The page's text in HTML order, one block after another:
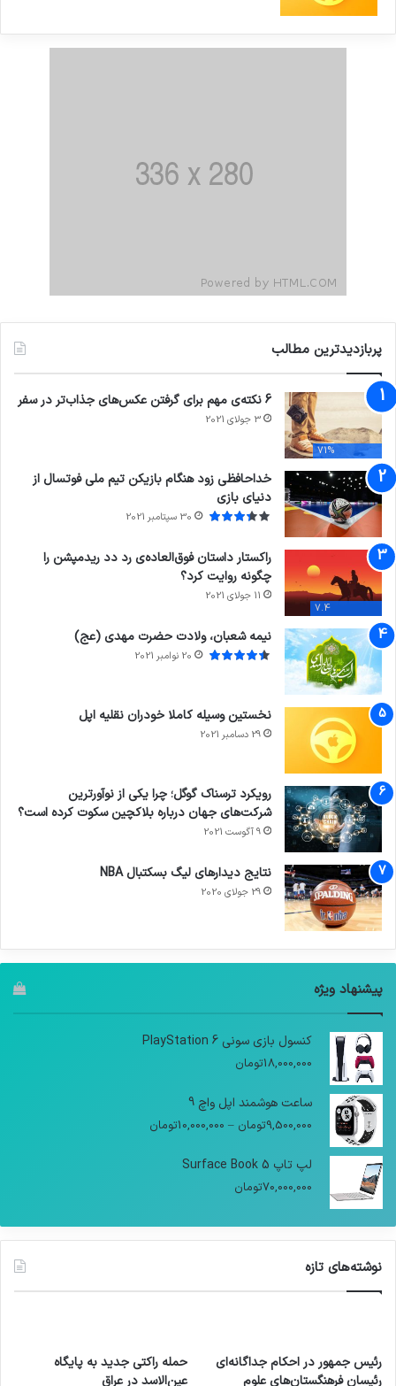
پربازدیدترین مطالب
71%
6 نکته‌ی مهم برای گرفتن عکس‌های جذاب‌تر در سفر
3 جولای 2021
خداحافظی زود هنگام بازیکن تیم ملی فوتسال از
دنیای بازی
30 سپتامبر 2021
7.4
راکستار داستان فوق‌العاده‌ی رد دد ریدمپشن را
چگونه روایت کرد؟
11 جولای 2021
نیمه شعبان، ولادت حضرت مهدی (عج)
20 نوامبر 2021
نخستین وسیله کاملا خودران نقلیه اپل
29 دسامبر 2021
رویکرد ترسناک گوگل؛ چرا یکی از نوآورترین
شرکت‌های جهان درباره بلاکچین سکوت کرده است؟
9 آگوست 2021
نتایج دیدار‌های لیگ بسکتبال NBA
29 جولای 2020
پیشنهاد ویژه
کنسول بازی سونی PlayStation 6
18,000,000تومان
ساعت هوشمند اپل واچ 9
9,500,000تومان –
10,000,000تومان
لپ تاپ Surface Book 5
70,000,000تومان
نوشته‌های تازه
رئیس جمهور در احکام جداگانه‌ای
رئیسان فرهنگستان‌های علوم
حمله راکتی جدید به پایگاه
عین‌الاسد در عراق